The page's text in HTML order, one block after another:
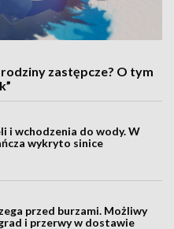
zastępcze? O tym
i wchodzenia do wody. W
wykryto sinice
przed burzami. Możliwy
i przerwy w dostawie